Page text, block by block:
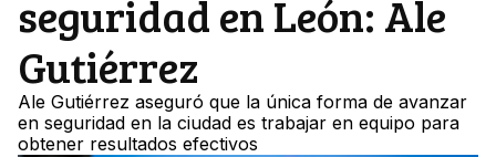
seguridad en León: Ale
Gutiérrez
Ale Gutiérrez aseguró que la única forma de avanzar
en seguridad en la ciudad es trabajar en equipo para
obtener resultados efectivos